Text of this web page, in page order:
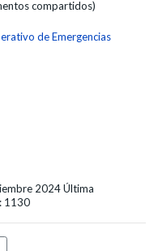
compartidos)
de Emergencias
2024Última
1130